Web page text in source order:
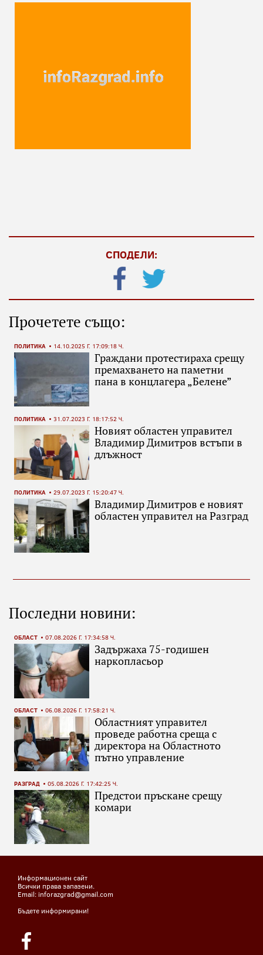
СПОДЕЛИ:
Прочетете също:
ПОЛИТИКА 14.10.2025 Г. 17:09:18 Ч.
Граждани протестираха срещу
премахването на паметни
пана в концлагера „Белене”
ПОЛИТИКА 31.07.2023 Г. 18:17:52 Ч.
Новият областен управител
Владимир Димитров встъпи в
длъжност
ПОЛИТИКА 29.07.2023 Г. 15:20:47 Ч.
Владимир Димитров е новият
областен управител на Разград
Последни новини:
ОБЛАСТ 07.08.2026 Г. 17:34:58 Ч.
Задържаха 75-годишен
наркопласьор
ОБЛАСТ 06.08.2026 Г. 17:58:21 Ч.
Областният управител
проведе работна среща с
директора на Областното
пътно управление
РАЗГРАД 05.08.2026 Г. 17:42:25 Ч.
Предстои пръскане срещу
комари
Информационен сайт
Всички права запазени.
Email: inforazgrad@gmail.com
Бъдете информирани!